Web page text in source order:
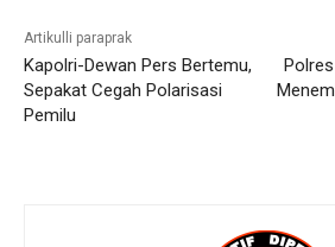
Artikulli paraprak
Kapolri-Dewan Pers Bertemu,
Sepakat Cegah Polarisasi
Pemilu